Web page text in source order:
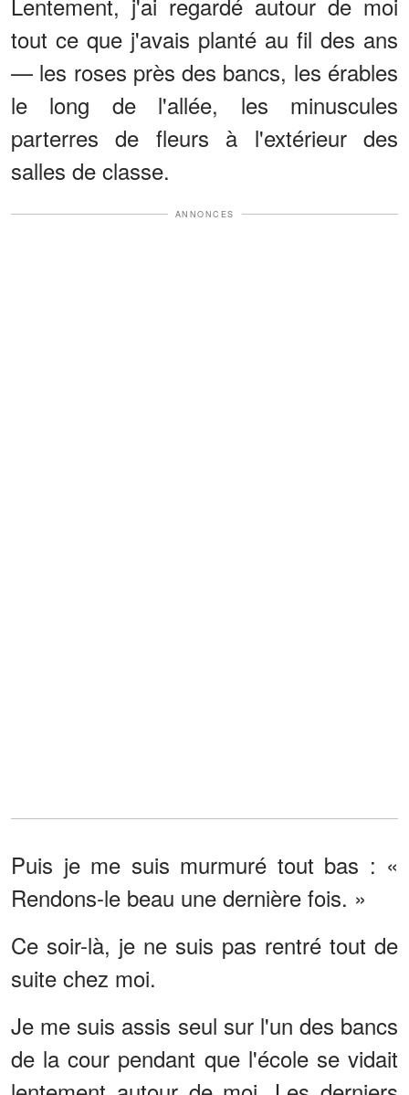
tout ce que j'avais planté au fil des ans
— les roses près des bancs, les érables
le long de l'allée, les minuscules
parterres de fleurs à l'extérieur des
salles de classe.
ANNONCES
Puis je me suis murmuré tout bas : «
Rendons-le beau une dernière fois. »
Ce soir-là, je ne suis pas rentré tout de
suite chez moi.
Je me suis assis seul sur l'un des bancs
de la cour pendant que l'école se vidait